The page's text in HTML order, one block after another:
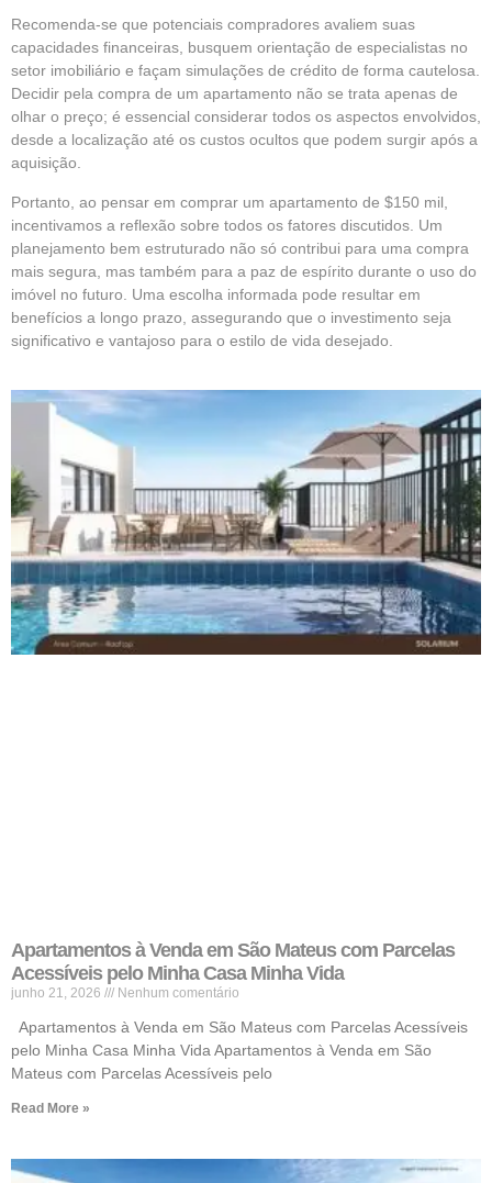
Recomenda-se que potenciais compradores avaliem suas
capacidades financeiras, busquem orientação de especialistas no
setor imobiliário e façam simulações de crédito de forma cautelosa.
Decidir pela compra de um apartamento não se trata apenas de
olhar o preço; é essencial considerar todos os aspectos envolvidos,
desde a localização até os custos ocultos que podem surgir após a
aquisição.
Portanto, ao pensar em comprar um apartamento de $150 mil,
incentivamos a reflexão sobre todos os fatores discutidos. Um
planejamento bem estruturado não só contribui para uma compra
mais segura, mas também para a paz de espírito durante o uso do
imóvel no futuro. Uma escolha informada pode resultar em
benefícios a longo prazo, assegurando que o investimento seja
significativo e vantajoso para o estilo de vida desejado.
Apartamentos à Venda em São Mateus com Parcelas
Acessíveis pelo Minha Casa Minha Vida
junho 21, 2026 Nenhum comentário
Apartamentos à Venda em São Mateus com Parcelas Acessíveis
pelo Minha Casa Minha Vida Apartamentos à Venda em São
Mateus com Parcelas Acessíveis pelo
Read More »